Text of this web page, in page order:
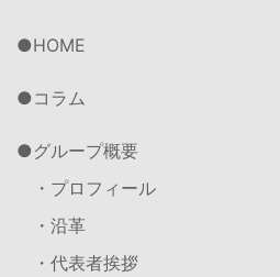
HOME
コラム
グループ概要
・プロフィール
・沿革
・代表者挨拶